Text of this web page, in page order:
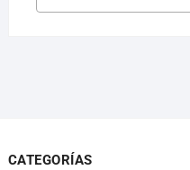
CATEGORÍAS